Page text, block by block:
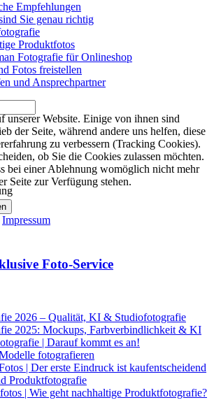
Empfehlungen
Sie genau richtig
Produktfotos
Fotografie für Onlineshop
Fotos freistellen
und Ansprechpartner
Foto-Service
2026 – Qualität, KI & Studiofotografie
2025: Mockups, Farbverbindlichkeit & KI
| Darauf kommt es an!
fotografieren
| Der erste Eindruck ist kaufentscheidend
Produktfotografie
| Wie geht nachhaltige Produktfotografie?
unserer Website. Einige von ihnen sind
der Seite, während andere uns helfen, diese
zu verbessern (Tracking Cookies).
ob Sie die Cookies zulassen möchten.
bei einer Ablehnung womöglich nicht mehr
Seite zur Verfügung stehen.
Impressum